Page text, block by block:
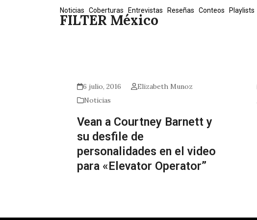
FILTER México
Noticias Coberturas Entrevistas Reseñas Conteos Playlists
6 julio, 2016
Elizabeth Munoz
Noticias
Vean a Courtney Barnett y
su desfile de
personalidades en el video
para «Elevator Operator”